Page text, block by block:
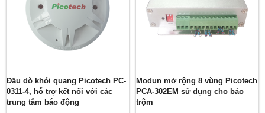
Đầu dò khói quang Picotech PC-
0311-4, hỗ trợ kết nối với các
trung tâm báo động
Modun mở rộng 8 vùng Picotech
PCA-302EM sử dụng cho báo
trộm